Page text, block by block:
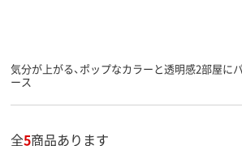
気分が上がる、ポップなカラーと透明感2部屋に
ース
全5商品あります